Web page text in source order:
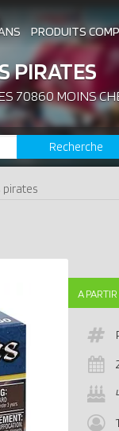
PRODUITS
LES PLUS CHERS
PIRATES
70860 MOINS
Recherche
pirates
A